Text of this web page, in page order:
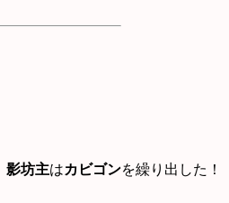
影坊主はカビゴンを繰り出した！